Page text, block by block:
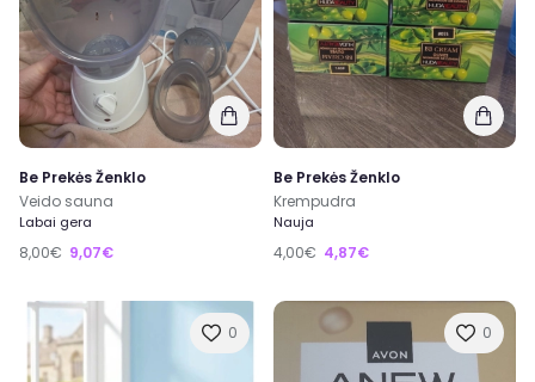
Be Prekės Ženklo
Veido sauna
Labai gera
8,00€ 9,07€
Be Prekės Ženklo
Krempudra
Nauja
4,00€ 4,87€
0 0